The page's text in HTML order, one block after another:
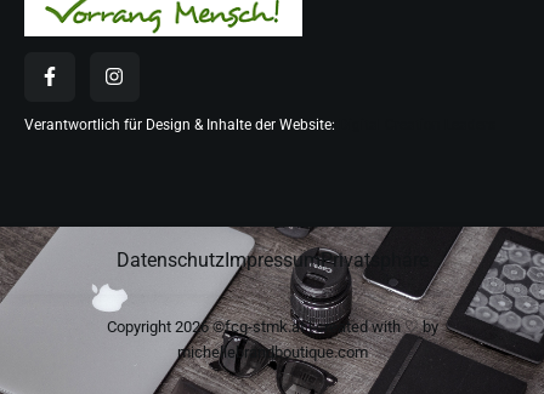
Verantwortlich für Design & Inhalte der Website:
Copyright 2026 ©fcg-stmk.at | created with ♡ by
michellebrandboutique.com
DatenschutzImpressumPrivatsphäre